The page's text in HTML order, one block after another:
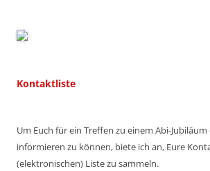
Kontaktliste
Um Euch für ein Treffen zu einem Abi-
informieren zu können, biete ich an, Eure
(elektronischen) Liste zu sammeln.